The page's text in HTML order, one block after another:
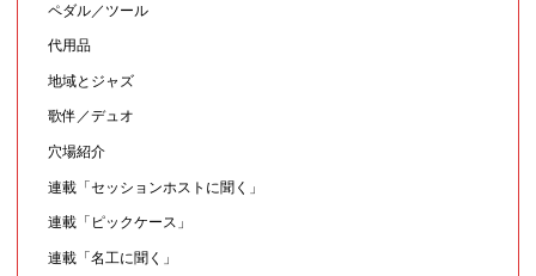
ペダル／ツール
代用品
地域とジャズ
歌伴／デュオ
穴場紹介
連載「セッションホストに聞く」
連載「ピックケース」
連載「名工に聞く」